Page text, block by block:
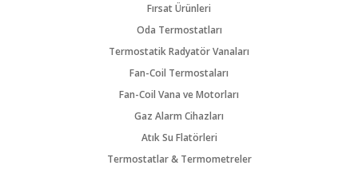
Fırsat Ürünleri
Oda Termostatları
Termostatik Radyatör Vanaları
Fan-Coil Termostaları
Fan-Coil Vana ve Motorları
Gaz Alarm Cihazları
Atık Su Flatörleri
Termostatlar & Termometreler